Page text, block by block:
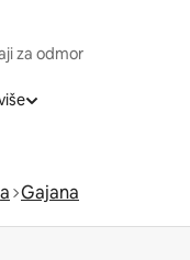
za odmor
Gajana